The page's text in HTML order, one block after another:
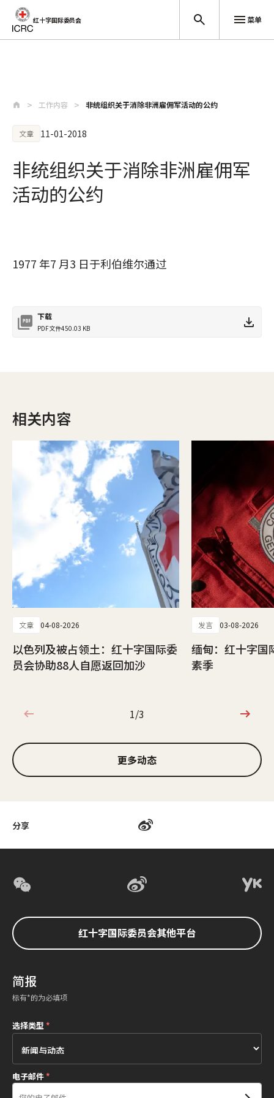
红十字国际委员会 菜单
工作内容 非统组织关于消除非洲雇佣军活动的公约
文章 11-01-2018
非统组织关于消除非洲雇佣军
活动的公约
分享
1977 年7 月3 日于利伯维尔通过
下载
PDF文件450.03 KB
相关内容
文章 04-08-2026
以色列及被占领土：红十字国际委
员会协助88人自愿返回加沙
发言 03-08-2026
缅甸：红十字国
素季
1/3
1/3
更多动态
红十字国际委员会其他平台
简报
标有*的为必填项
选择类型*
电子邮件*